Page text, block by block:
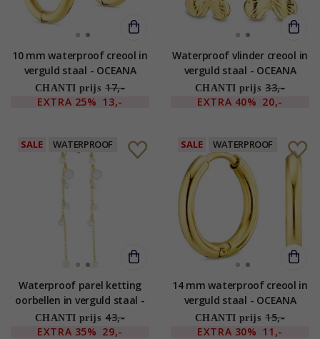
10 mm waterproof creool in
verguld staal - OCEANA
CHANTI prijs 17,-
EXTRA 25% 13,-
Waterproof vlinder creool in
verguld staal - OCEANA
CHANTI prijs 33,-
EXTRA 40% 20,-
SALE WATERPROOF
Waterproof parel ketting
oorbellen in verguld staal -
OCEANA
CHANTI prijs 43,-
EXTRA 35% 29,-
SALE WATERPROOF
14 mm waterproof creool in
verguld staal - OCEANA
CHANTI prijs 15,-
EXTRA 30% 11,-